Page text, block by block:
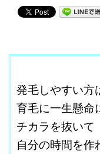
発毛しやすい方
育毛に一生懸命
チカラを抜いて
自分の時間を作